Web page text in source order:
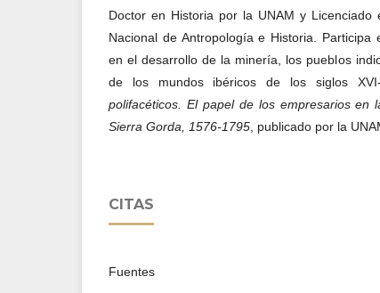
Doctor en Historia por la UNAM y Licenciado
Nacional de Antropología e Historia. Participa
en el desarrollo de la minería, los pueblos
de los mundos ibéricos de los siglos
polifacéticos. El papel de los empresarios en
Sierra Gorda, 1576-1795 , publicado por la
CITAS
Fuentes